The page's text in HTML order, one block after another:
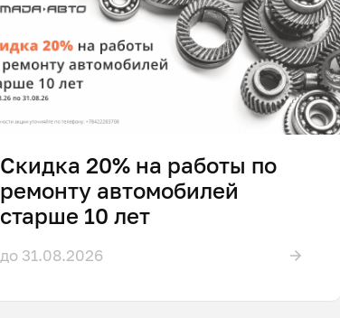
Скидка 20% на работы по
ремонту автомобилей
старше 10 лет
до 31.08.2026